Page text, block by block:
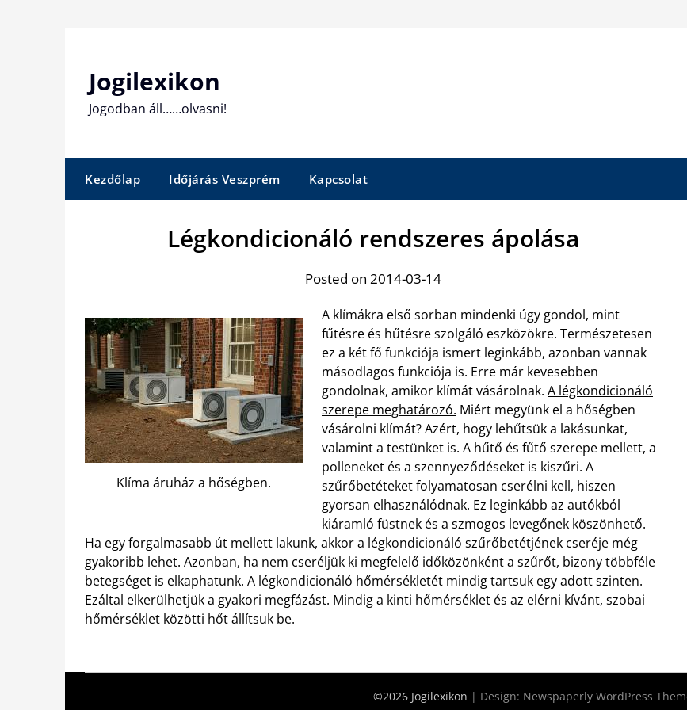
Jogilexikon
Jogodban áll……olvasni!
Kezdőlap Időjárás Veszprém Kapcsolat
Légkondicionáló rendszeres ápolása
Posted on 2014-03-14
Klíma áruház a hőségben.
A klímákra első sorban mindenki úgy gondol, mint
fűtésre és hűtésre szolgáló eszközökre. Természetesen
ez a két fő funkciója ismert leginkább, azonban vannak
másodlagos funkciója is. Erre már kevesebben
gondolnak, amikor klímát vásárolnak. A légkondicionáló
szerepe meghatározó. Miért megyünk el a hőségben
vásárolni klímát? Azért, hogy lehűtsük a lakásunkat,
valamint a testünket is. A hűtő és fűtő szerepe mellett, a
polleneket és a szennyeződéseket is kiszűri. A
szűrőbetéteket folyamatosan cserélni kell, hiszen
gyorsan elhasználódnak. Ez leginkább az autókból
kiáramló füstnek és a szmogos levegőnek köszönhető.
Ha egy forgalmasabb út mellett lakunk, akkor a légkondicionáló szűrőbetétjének cseréje még
gyakoribb lehet. Azonban, ha nem cseréljük ki megfelelő időközönként a szűrőt, bizony többféle
betegséget is elkaphatunk. A légkondicionáló hőmérsékletét mindig tartsuk egy adott szinten.
Ezáltal elkerülhetjük a gyakori megfázást. Mindig a kinti hőmérséklet és az elérni kívánt, szobai
hőmérséklet közötti hőt állítsuk be.
©2026 Jogilexikon | Design: Newspaperly WordPress